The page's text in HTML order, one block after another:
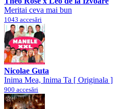
Meritai ceva mai bun
1043 accesări
Nicolae Guta
Inima Mea, Inima Ta [ Originala ]
900 accesări